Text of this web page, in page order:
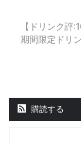
【ドリンク評
期間限定ドリ
購読する